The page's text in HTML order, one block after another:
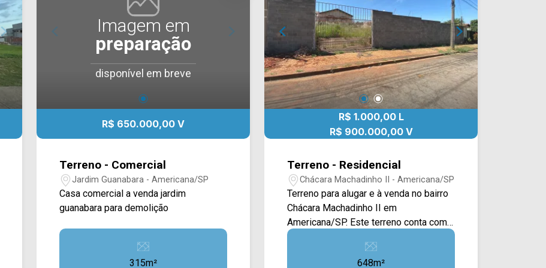
Imagem em
preparação
disponível em breve
R$ 650.000,00 V
Terreno - Comercial
Jardim Guanabara - Americana/SP
Casa comercial a venda jardim
guanabara para demolição
315m²
R$ 1.000,00 L
R$ 900.000,00 V
Terreno - Residencial
Chácara Machadinho II - Americana/SP
Terreno para alugar e à venda no bairro
Chácara Machadinho II em
Americana/SP. Este terreno conta com
648M², oferecendo uma ampla área
plana com muro e portão, também
contém outras construções ao redor.
648m²